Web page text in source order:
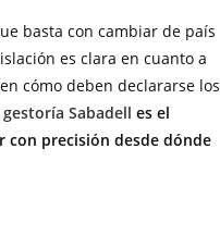
basta con cambiar de país
es clara en cuanto a
cómo deben declararse los
gestoría Sabadell es el
con precisión desde dónde